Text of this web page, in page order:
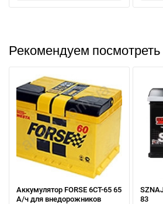
Рекомендуем посмотреть
Аккумулятор FORSE 6СТ-65 65
А/ч для внедорожников
83